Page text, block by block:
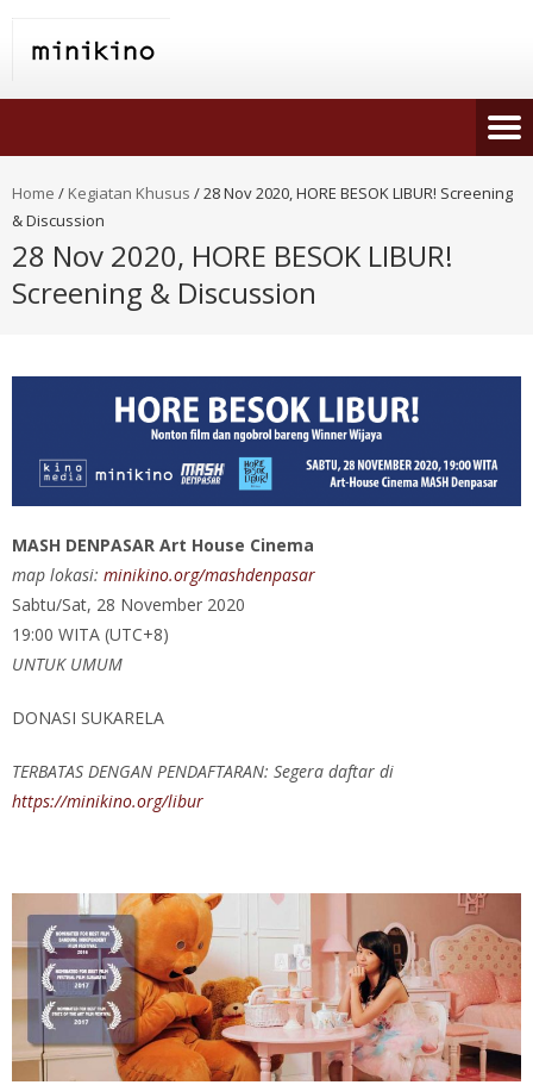
Home / Kegiatan Khusus /28 Nov 2020, HORE BESOK LIBUR! Screening
& Discussion
28 Nov 2020, HORE BESOK LIBUR!
Screening & Discussion
MASH DENPASAR Art House Cinema
map lokasi: minikino.org/mashdenpasar
Sabtu/Sat, 28 November 2020
19:00 WITA (UTC+8)
UNTUK UMUM
DONASI SUKARELA
TERBATAS DENGAN PENDAFTARAN: Segera daftar di
https://minikino.org/libur